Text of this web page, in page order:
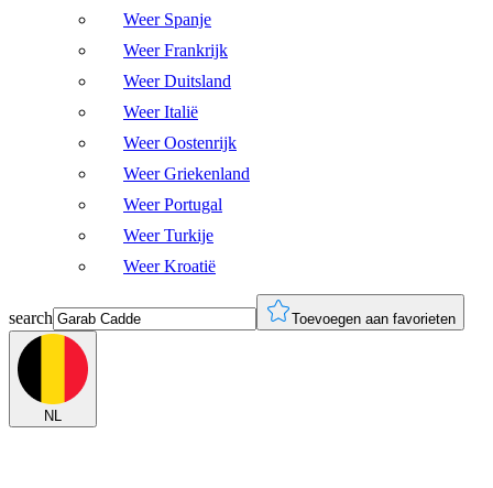
Weer Spanje
Weer Frankrijk
Weer Duitsland
Weer Italië
Weer Oostenrijk
Weer Griekenland
Weer Portugal
Weer Turkije
Weer Kroatië
search Toevoegen aan favorieten
NL